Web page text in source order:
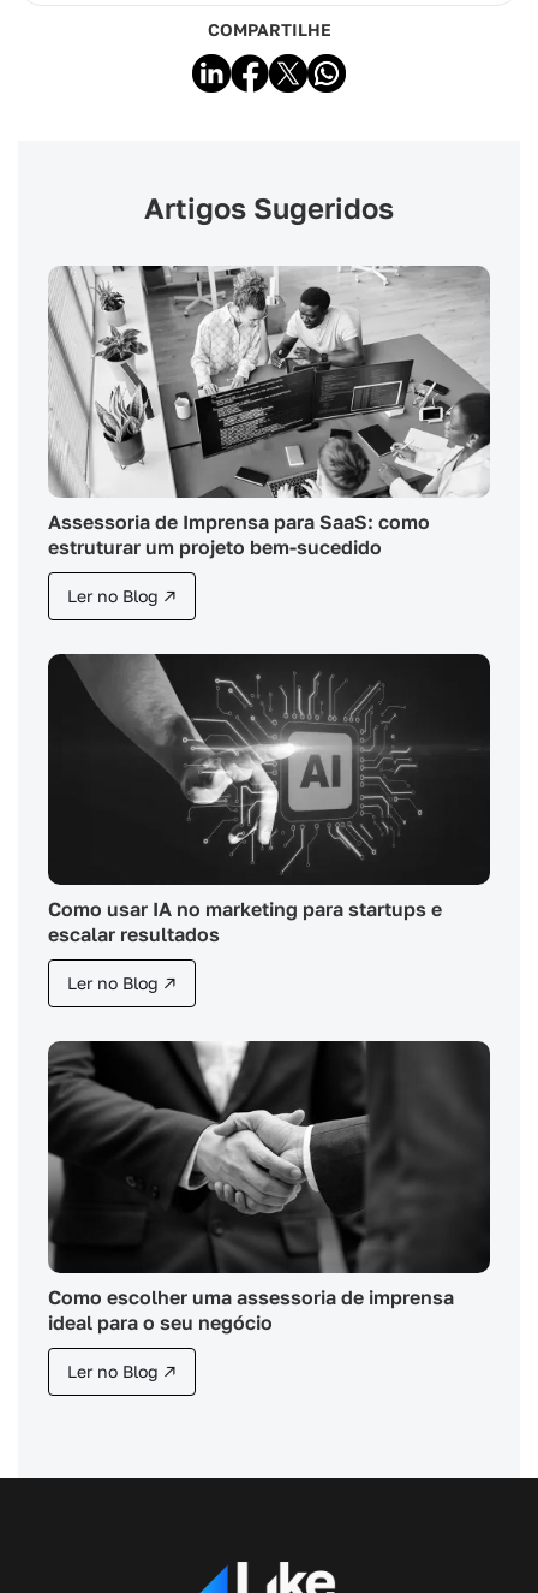
COMPARTILHE
Artigos Sugeridos
Assessoria de Imprensa para SaaS: como
estruturar um projeto bem-sucedido
Ler no Blog ↗
Como usar IA no marketing para startups e
escalar resultados
Ler no Blog ↗
Como escolher uma assessoria de imprensa
ideal para o seu negócio
Ler no Blog ↗